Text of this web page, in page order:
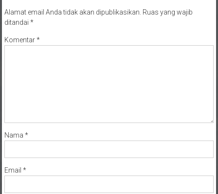
Alamat email Anda tidak akan dipublikasikan. Ruas yang wajib
ditandai *
Komentar*
Nama *
Email *